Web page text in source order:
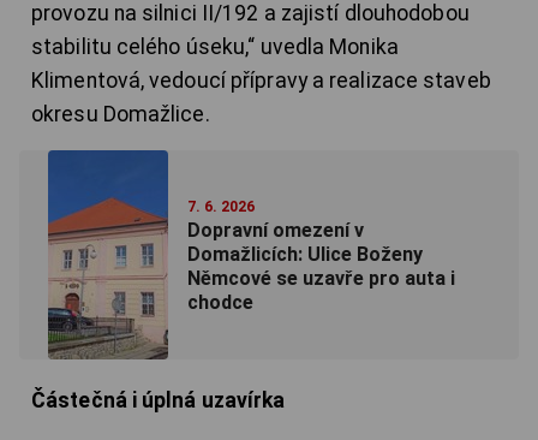
provozu na silnici II/192 a zajistí dlouhodobou
stabilitu celého úseku,“ uvedla Monika
Klimentová, vedoucí přípravy a realizace staveb
okresu Domažlice.
7. 6. 2026
Dopravní omezení v
Domažlicích: Ulice Boženy
Němcové se uzavře pro auta i
chodce
Částečná i úplná uzavírka